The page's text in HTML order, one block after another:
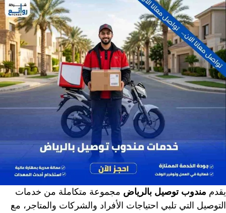
يقدم مندوب توصيل بالرياض مجموعة متكاملة من خدمات
التوصيل التي تلبي احتياجات الأفراد والشركات والمتاجر، مع